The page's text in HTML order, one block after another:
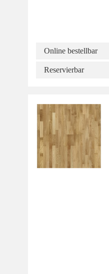
Online bestellbar
Reservierbar